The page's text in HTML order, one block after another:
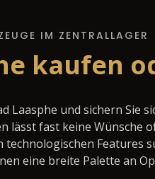
IM ZENTRALLAGER
kaufen
Laasphe und sichern Sie
lässt fast keine Wünsche
eine breite Palette an